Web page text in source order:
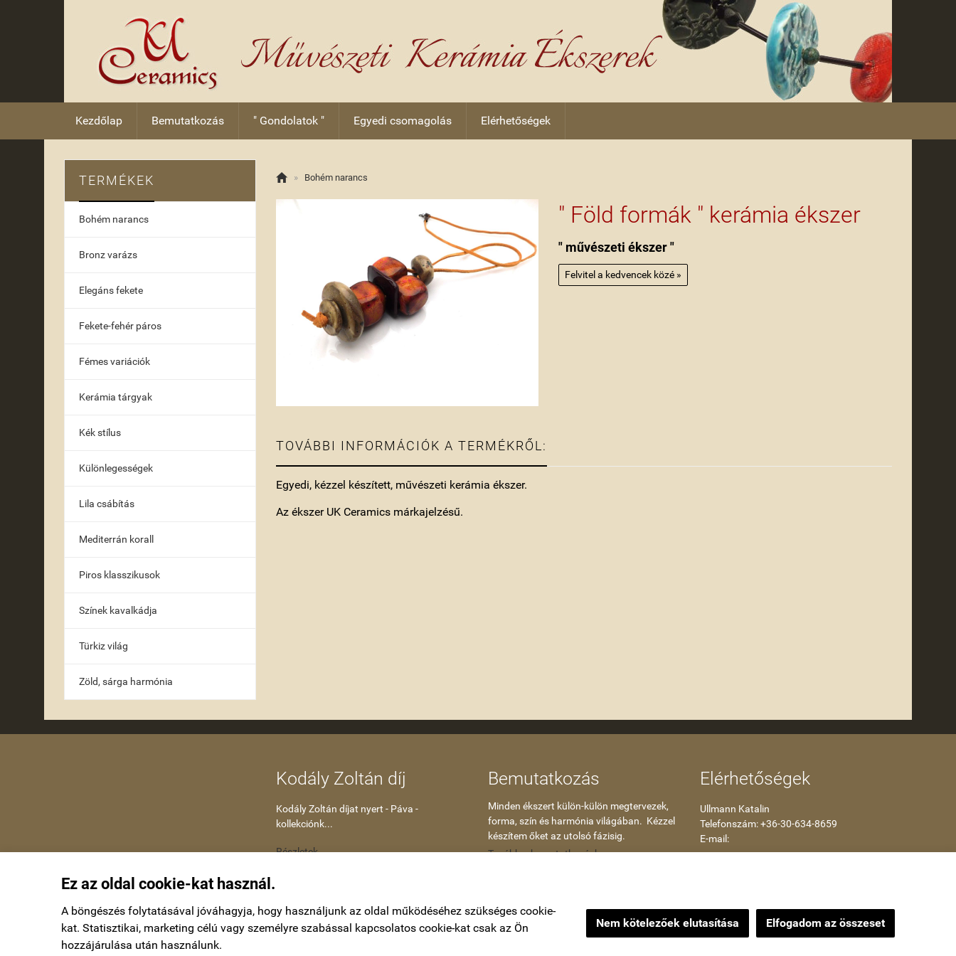
Ez az oldal cookie-kat használ.
A böngészés folytatásával jóváhagyja, hogy használjunk az oldal működéséhez szükséges cookie-
kat. Statisztikai, marketing célú vagy személyre szabással kapcsolatos cookie-kat csak az Ön
hozzájárulása után használunk.
Nem kötelezőek elutasítása Elfogadom az összeset
Kezdőlap Bemutatkozás " Gondolatok " Egyedi csomagolás Elérhetőségek
TERMÉKEK
Bohém narancs
Bronz varázs
Elegáns fekete
Fekete-fehér páros
Fémes variációk
Kerámia tárgyak
Kék stílus
Különlegességek
Lila csábítás
Mediterrán korall
Piros klasszikusok
Színek kavalkádja
Türkiz világ
Zöld, sárga harmónia
 » Bohém narancs
" Föld formák " kerámia ékszer
" művészeti ékszer "
Felvitel a kedvencek közé »
TOVÁBBI INFORMÁCIÓK A TERMÉKRŐL:
Egyedi, kézzel készített, művészeti kerámia ékszer.
Az ékszer UK Ceramics márkajelzésű.
Kodály Zoltán díj
Kodály Zoltán díjat nyert - Páva -
kollekciónk...
Részletek
Bemutatkozás
Minden ékszert külön-külön megtervezek,
forma, szín és harmónia világában. Kézzel
készítem őket az utolsó fázisig.
Tovább a bemutatkozáshoz
Elérhetőségek
Ullmann Katalin
Telefonszám: +36-30-634-8659
E-mail: